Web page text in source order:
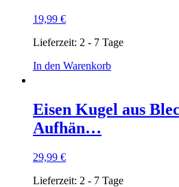
19,99 €
Lieferzeit: 2 - 7 Tage
In den Warenkorb
Eisen Kugel aus
Aufhän…
29,99 €
Lieferzeit: 2 - 7 Tage